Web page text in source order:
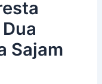
Sajam